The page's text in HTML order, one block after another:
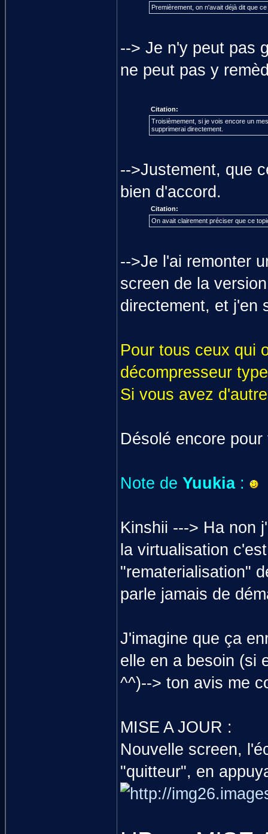
Premièrement, on n'avait déjà dit que
--> Je n'y peut pas
ne peut pas y
Citation:
Troisièmement, si je vois encore un
supprimerai directement.
-->Justement, que
bien d'accord.
Citation:
On avait clairement préciser que ce
-->Je l'ai remonter
screen de la
directement, et j'en
Pour tous ceux qui
décompresseur
Si vous avez
Désolé encore
Note de Yuukia:
Kinshii ---> Ha non
la virtualisation
"rematerialisation"
parle jamais de
J'imagine que ça
elle en a besoin (si
^^)--> ton avis me
MISE A JOUR :
Nouvelle screen,
"quitteur", en